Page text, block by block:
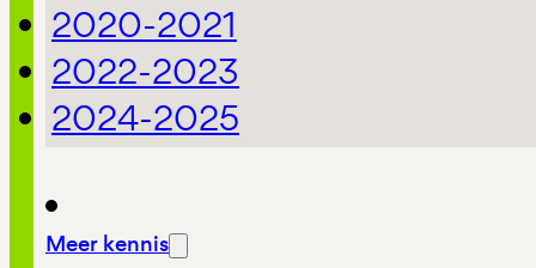
2020-2021
2022-2023
2024-2025
Meer kennis